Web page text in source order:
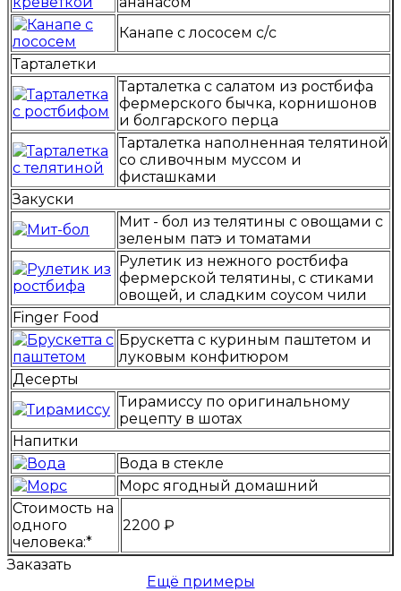
Канапе с лососем с/с
Тарталетки
Тарталетка с салатом из ростбифа
фермерского бычка, корнишонов
и болгарского перца
Тарталетка наполненная телятиной
со сливочным муссом и
фисташками
Закуски
Мит - бол из телятины с овощами с
зеленым патэ и томатами
Рулетик из нежного ростбифа
фермерской телятины, с стиками
овощей, и сладким соусом чили
Finger Food
Брускетта с куриным паштетом и
луковым конфитюром
Десерты
Тирамиссу по оригинальному
рецепту в шотах
Напитки
Вода в стекле
Морс ягодный домашний
Стоимость на
одного
человека:*
2200 ₽
Заказать
Ещё примеры